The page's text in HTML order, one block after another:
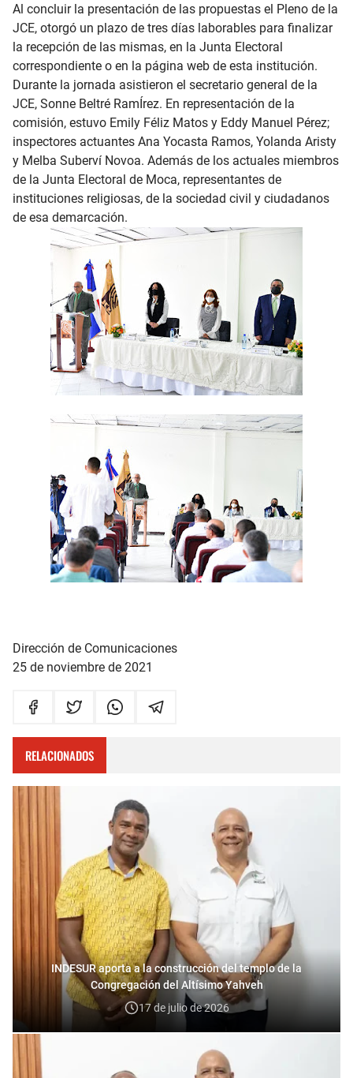
Al concluir la presentación de las propuestas el Pleno de la
JCE, otorgó un plazo de tres días laborables para finalizar
la recepción de las mismas, en la Junta Electoral
correspondiente o en la página web de esta institución.
Durante la jornada asistieron el secretario general de la
JCE, Sonne Beltré RamÍrez. En representación de la
comisión, estuvo Emily Féliz Matos y Eddy Manuel Pérez;
inspectores actuantes Ana Yocasta Ramos, Yolanda Aristy
y Melba Suberví Novoa. Además de los actuales miembros
de la Junta Electoral de Moca, representantes de
instituciones religiosas, de la sociedad civil y ciudadanos
de esa demarcación.
Dirección de Comunicaciones
25 de noviembre de 2021
RELACIONADOS
INDESUR aporta a la construcción del templo de la
Congregación del Altísimo Yahveh
17 de julio de 2026